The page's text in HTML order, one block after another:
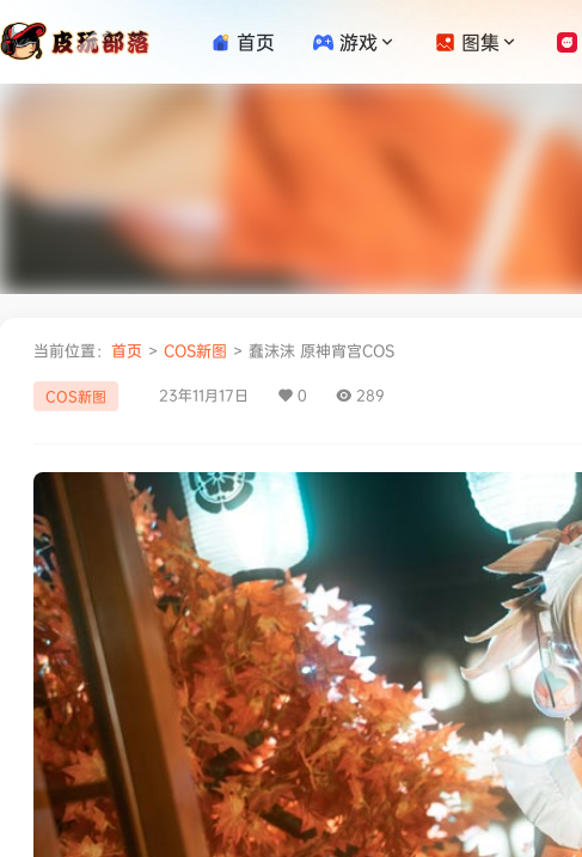
首页 游戏 图集
当前位置： 首页 > COS新图 > 蠢沫沫 原神宵宫COS
COS新图 23年11月17日 0 289